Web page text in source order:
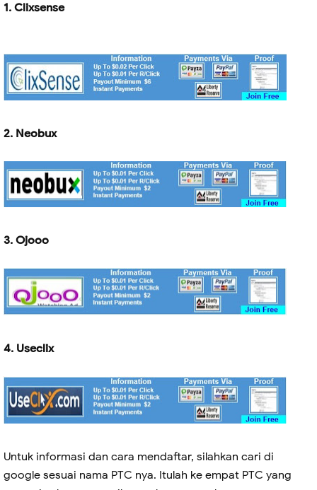
1. Clixsense
2. Neobux
3. Ojooo
4. Useclix
Untuk informasi dan cara mendaftar, silahkan cari di
google sesuai nama PTC nya. Itulah ke empat PTC yang